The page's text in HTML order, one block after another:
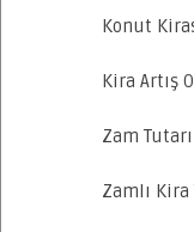
Konut
Kira Artış
Zam
Zamlı Kira